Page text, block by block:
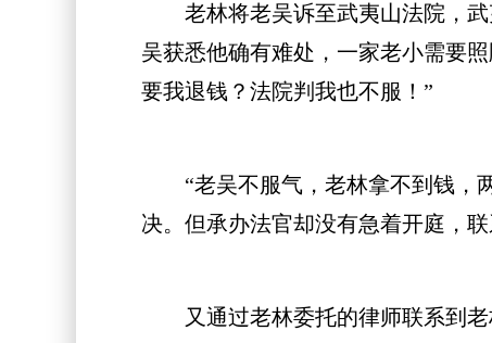
老林将老吴诉至武夷山法院，武
吴获悉他确有难处，一家老小需要
要我退钱？法院判我也不服！”
“老吴不服气，老林拿不到钱，两
决。但承办法官却没有急着开庭，
又通过老林委托的律师联系到老